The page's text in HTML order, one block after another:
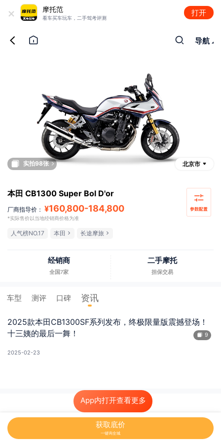
+ 摩托范
看车买车玩车，二手驾考评测
打开
App内打开查看更多
导航
实拍98张 北京市
本田 CB1300 Super Bol D'or
厂商指导价： ¥160,800-184,800
*实际售价以当地经销商价格为准
人气榜NO.17 本田 长途摩旅
经销商
全国7家
二手摩托
担保交易
车型 测评 口碑 资讯
2025款本田CB1300SF系列发布，终极限量版震撼登场！
十三姨的最后一舞！
9
2025-02-23
获取底价
一键询全城